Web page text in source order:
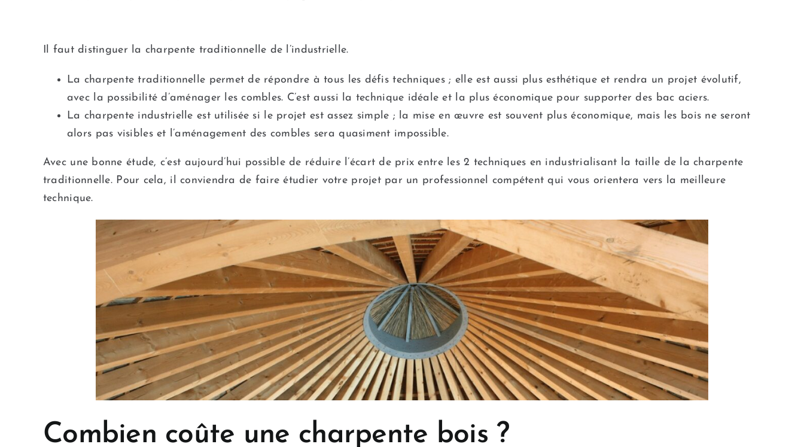
Il faut distinguer la charpente traditionnelle de l’industrielle.
La charpente traditionnelle permet de répondre à tous les défis techniques ; elle est aussi plus esthétique et rendra un projet évolutif,
avec la possibilité d’aménager les combles. C’est aussi la technique idéale et la plus économique pour supporter des bac aciers.
La charpente industrielle est utilisée si le projet est assez simple ; la mise en œuvre est souvent plus économique, mais les bois ne seront
alors pas visibles et l’aménagement des combles sera quasiment impossible.
Avec une bonne étude, c’est aujourd’hui possible de réduire l’écart de prix entre les 2 techniques en industrialisant la taille de la charpente
traditionnelle. Pour cela, il conviendra de faire étudier votre projet par un professionnel compétent qui vous orientera vers la meilleure
technique.
Combien coûte une charpente bois ?